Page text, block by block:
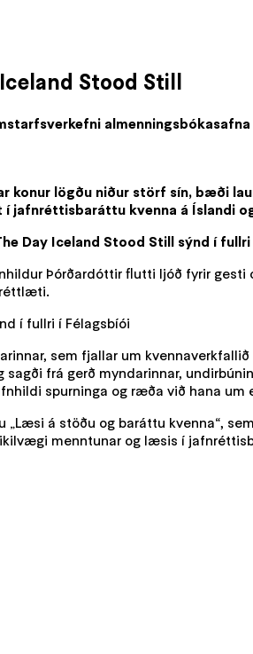
Stood Still
konur lögðu niður störf sín, bæði
jafnréttisbaráttu kvenna á Íslandi
Day Iceland Stood Still sýnd í
Þórðardóttir flutti ljóð fyrir
réttlæti.
sem fjallar um
frá gerð myndarinnar,
spurninga og ræða við hana
á stöðu og baráttu kvenna“,
menntunar og læsis í